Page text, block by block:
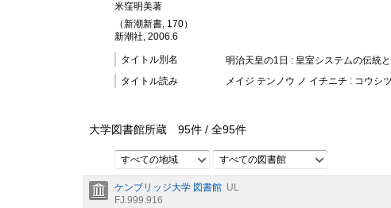
米窪明美著
（新潮新書, 170）
新潮社, 2006.6
タイトル別名
明治天皇の1日 : 皇室システムの伝統
タイトル読み
メイジ テンノウ ノ イチニチ : コウシ
大学図書館所蔵 95件 / 全95件
すべての地域 すべての図書館
ケンブリッジ大学 図書館 UL
FJ.999.916